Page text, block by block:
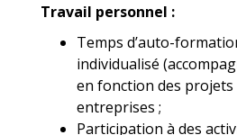
Travail personnel :
Temps d’auto-
individualisé
en fonction des projets
entreprises ;
Participation à des